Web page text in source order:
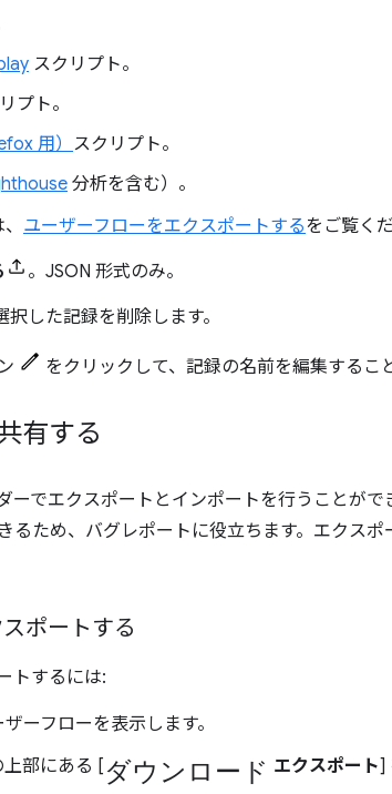
スクリプト。
プト。
用） スクリプト。
分析を含む）。
ユーザーフローをエクスポートするをご覧く
。JSON 形式のみ。
択した記録を削除します。
をクリックして、記録の名前を編集するこ
有する
ーでエクスポートとインポートを行うことが
るため、バグレポートに役立ちます。エクス
ポートする
トするには:
ーフローを表示します。
部にある [ダウンロード エクスポート]